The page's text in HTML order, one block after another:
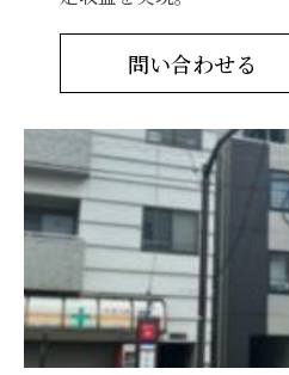
問い合わせる